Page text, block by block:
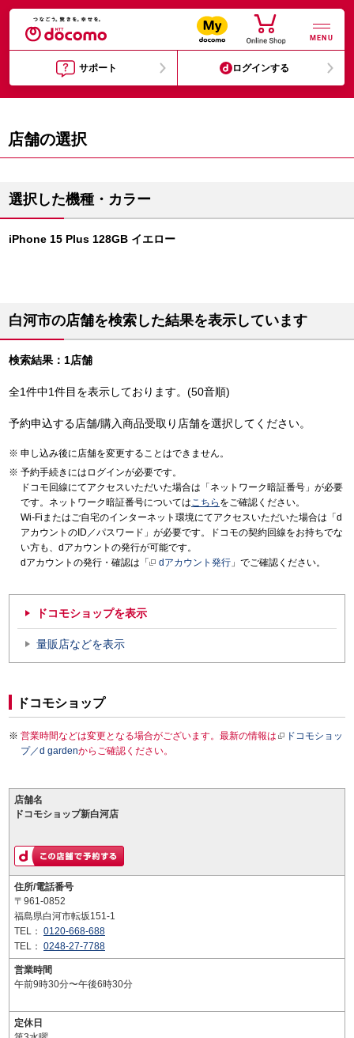
MENU
サポート ログインする
店舗の選択
選択した機種・カラー
iPhone 15 Plus 128GB イエロー
白河市の店舗を検索した結果を表示しています
検索結果：1店舗
全1件中1件目を表示しております。(50音順)
予約申込する店舗/購入商品受取り店舗を選択してください。
申し込み後に店舗を変更することはできません。
予約手続きにはログインが必要です。
ドコモ回線にてアクセスいただいた場合は「ネットワーク暗証番号」が必要
です。ネットワーク暗証番号についてはこちら をご確認ください。
Wi-Fiまたはご自宅のインターネット環境にてアクセスいただいた場合は「d
アカウントのID／パスワード」が必要です。ドコモの契約回線をお持ちでな
い方も、dアカウントの発行が可能です。
dアカウントの発行・確認は「
dアカウント発行 」でご確認ください。
ドコモショップを表示
量販店などを表示
ドコモショップ
営業時間などは変更となる場合がございます。最新の情報は
ドコモショッ
プ／d gardenからご確認ください。
店舗名
ドコモショップ新白河店
住所/電話番号
〒961-0852
福島県白河市転坂151-1
TEL： 0120-668-688
TEL： 0248-27-7788
営業時間
午前9時30分〜午後6時30分
定休日